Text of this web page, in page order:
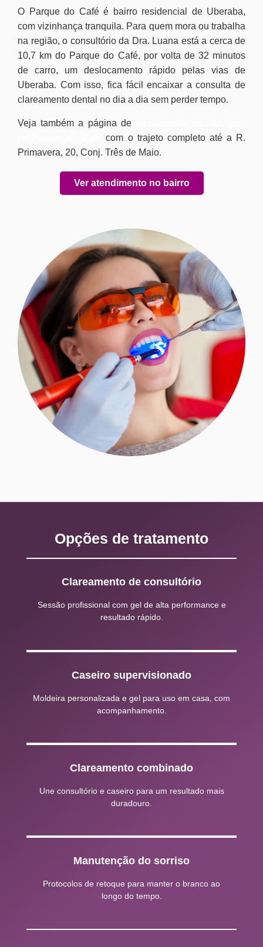
O Parque do Café é bairro residencial de Uberaba,
com vizinhança tranquila. Para quem mora ou trabalha
na região, o consultório da Dra. Luana está a cerca de
10,7 km do Parque do Café, por volta de 32 minutos
de carro, um deslocamento rápido pelas vias de
Uberaba. Com isso, fica fácil encaixar a consulta de
clareamento dental no dia a dia sem perder tempo.
Veja também a página de
com o trajeto completo até a R.
Primavera, 20, Conj. Três de Maio.
Ver atendimento no bairro
Opções de tratamento
Clareamento de consultório
Sessão profissional com gel de alta performance e
resultado rápido.
Caseiro supervisionado
Moldeira personalizada e gel para uso em casa, com
acompanhamento.
Clareamento combinado
Une consultório e caseiro para um resultado mais
duradouro.
Manutenção do sorriso
Protocolos de retoque para manter o branco ao
longo do tempo.